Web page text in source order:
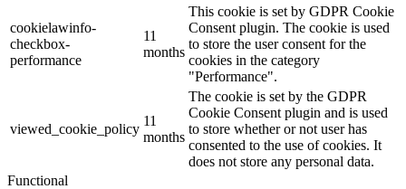
cookielawinfo-
checkbox-
performance
11
months
This cookie is set by GDPR Cookie
Consent plugin. The cookie is used
to store the user consent for the
cookies in the category
"Performance".
viewed_cookie_policy
11
months
The cookie is set by the GDPR
Cookie Consent plugin and is used
to store whether or not user has
consented to the use of cookies. It
does not store any personal data.
Functional